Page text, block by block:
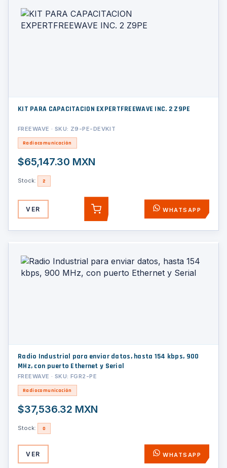
KIT PARA CAPACITACION EXPERTFREEWAVE INC. 2 Z9PE
FREEWAVE · SKU: Z9-PE-DEVKIT
Radiocomunicación
$65,147.30 MXN
Stock: 2
VER AGREGAR WHATSAPP
Radio Industrial para enviar datos, hasta 154 kbps, 900
MHz, con puerto Ethernet y Serial
FREEWAVE · SKU: FGR2-PE
Radiocomunicación
$37,536.32 MXN
Stock: 0
VER WHATSAPP